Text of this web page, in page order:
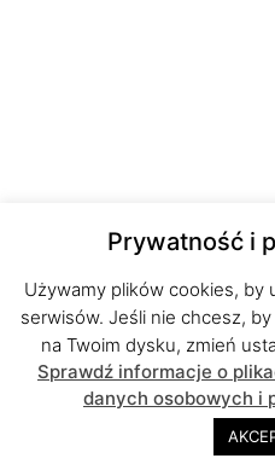
Prywatność i
Używamy plików cookies, by
serwisów. Jeśli nie chcesz,
na Twoim dysku, zmień
Sprawdź informacje o
danych osobowych i